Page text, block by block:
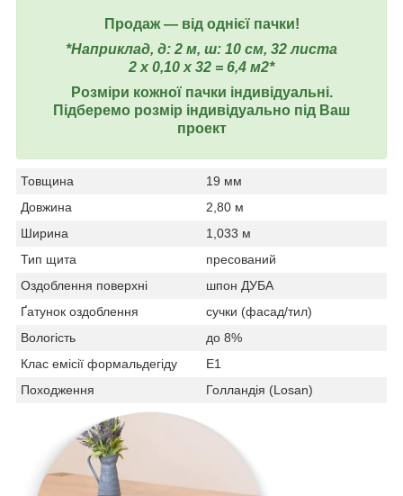
Продаж ― від однієї пачки!
*Наприклад, д: 2 м, ш: 10 см, 32 листа
2 х 0,10 х 32 = 6,4 м2*
Розміри кожної пачки індивідуальні.
Підберемо розмір індивідуально під Ваш
проект
Товщина
19 мм
Довжина
2,80 м
Ширина
1,033 м
Тип щита
пресований
Оздоблення поверхні
шпон ДУБА
Ґатунок оздоблення
сучки (фасад/тил)
Вологість
до 8%
Клас емісії формальдегіду
Е1
Походження
Голландія (Losan)